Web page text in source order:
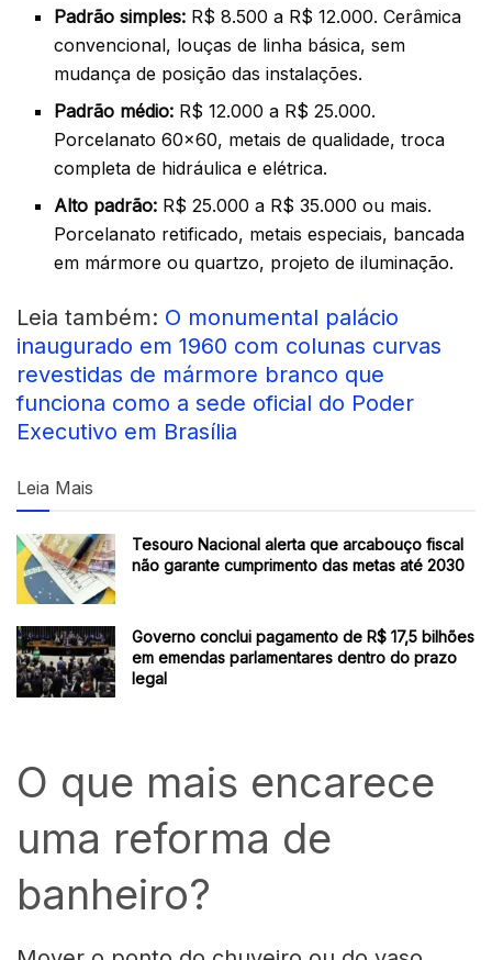
Padrão simples: R$ 8.500 a R$ 12.000. Cerâmica
convencional, louças de linha básica, sem
mudança de posição das instalações.
Padrão médio: R$ 12.000 a R$ 25.000.
Porcelanato 60×60, metais de qualidade, troca
completa de hidráulica e elétrica.
Alto padrão: R$ 25.000 a R$ 35.000 ou mais.
Porcelanato retificado, metais especiais, bancada
em mármore ou quartzo, projeto de iluminação.
Leia também: O monumental palácio
inaugurado em 1960 com colunas curvas
revestidas de mármore branco que
funciona como a sede oficial do Poder
Executivo em Brasília
Leia Mais
Tesouro Nacional alerta que arcabouço fiscal
não garante cumprimento das metas até 2030
Governo conclui pagamento de R$ 17,5 bilhões
em emendas parlamentares dentro do prazo
legal
O que mais encarece
uma reforma de
banheiro?